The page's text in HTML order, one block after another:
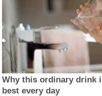
Why this ordinary drink
best every day